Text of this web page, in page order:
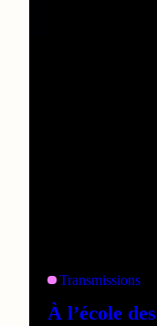
Transmissions
À l’école